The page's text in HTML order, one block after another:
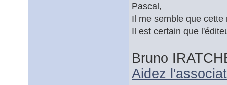
Pascal,
Il me semble que
Il est certain que
Bruno
Aidez